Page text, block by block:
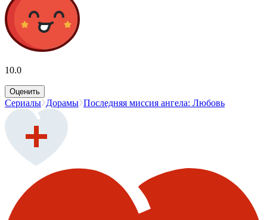
10.0
Оценить
Сериалы Дорамы Последняя миссия ангела: Любовь